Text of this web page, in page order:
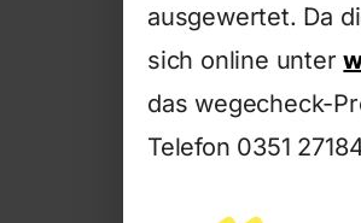
ausgewertet. Da
sich online unter
das wegecheck-
Telefon 0351